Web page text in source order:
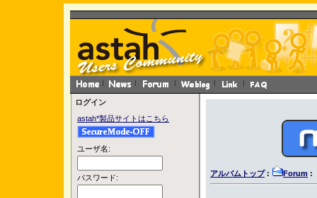
ログイン
astah*製品サイトはこちら
ユーザ名:
パスワード: アルバムトップ: Forum :